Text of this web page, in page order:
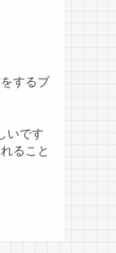
するブ
いです
ること